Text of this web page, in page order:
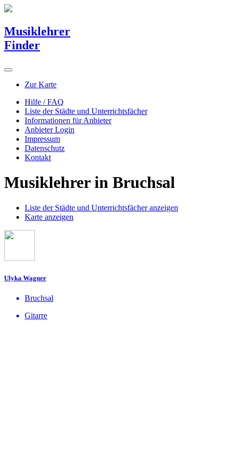
Musiklehrer
Finder
Zur Karte
Hilfe / FAQ
Liste der Städte und Unterrichtsfächer
Informationen für Anbieter
Anbieter Login
Impressum
Datenschutz
Kontakt
Musiklehrer in Bruchsal
Liste der Städte und Unterrichtsfächer anzeigen
Karte anzeigen
Ulyka Wagner
Bruchsal
Gitarre